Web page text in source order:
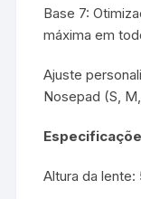
Base 7:
máxima em
Ajuste
Nosepad (S,
Altura da lente: